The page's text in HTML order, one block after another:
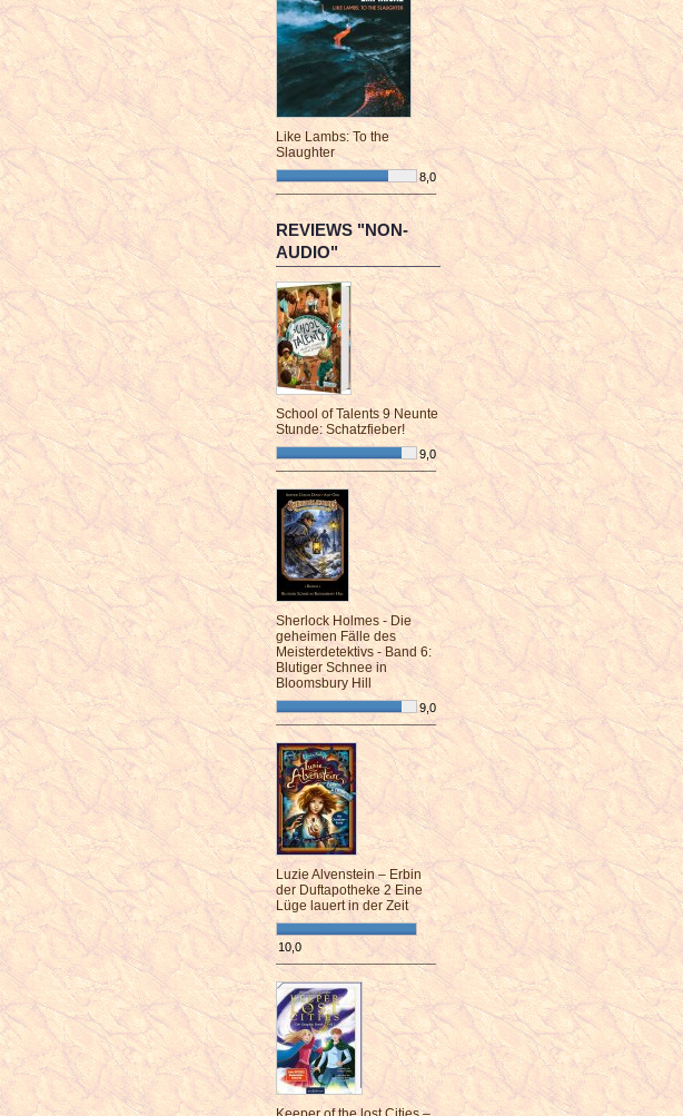
Like Lambs: To the
Slaughter
8,0
¯¯¯¯¯¯¯¯¯¯¯¯¯¯¯¯¯¯¯¯¯¯¯¯
REVIEWS "NON-
AUDIO"
School of Talents 9 Neunte
Stunde: Schatzfieber!
9,0
¯¯¯¯¯¯¯¯¯¯¯¯¯¯¯¯¯¯¯¯¯¯¯¯
Sherlock Holmes - Die
geheimen Fälle des
Meisterdetektivs - Band 6:
Blutiger Schnee in
Bloomsbury Hill
9,0
¯¯¯¯¯¯¯¯¯¯¯¯¯¯¯¯¯¯¯¯¯¯¯¯
Luzie Alvenstein – Erbin
der Duftapotheke 2 Eine
Lüge lauert in der Zeit
10,0
¯¯¯¯¯¯¯¯¯¯¯¯¯¯¯¯¯¯¯¯¯¯¯¯